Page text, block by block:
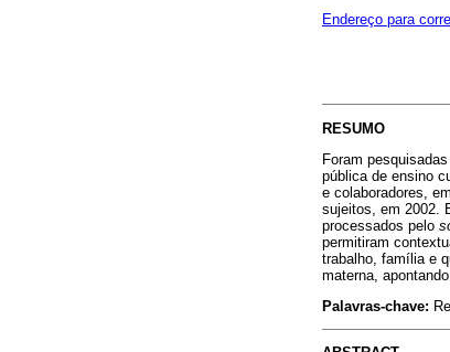
Endereço para
RESUMO
Foram
pública de ensino
e colaboradores,
sujeitos, em 2002.
processados pelo
permitiram
trabalho, família e
materna,
Palavras-chave: